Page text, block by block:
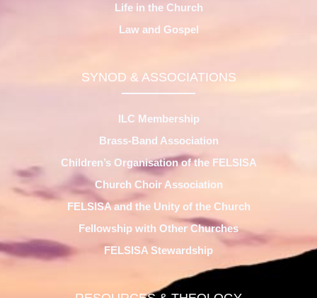
Life in the Church
Law and Gospel
SYNOD & ASSOCIATIONS
ILC Membership
Brass-Band Association
Children’s Organisation of the FELSISA
Church Choir Association
FELSISA and the Unity of the Church
Fellowship with Other Churches
FELSISA Stewardship